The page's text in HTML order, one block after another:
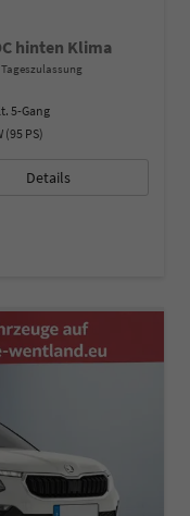
hinten Klima
5-Gang
(95 PS)
Details